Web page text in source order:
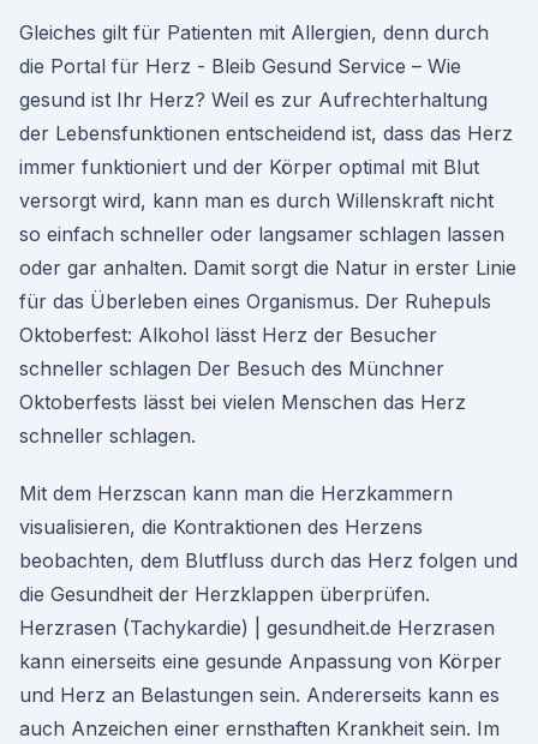
Gleiches gilt für Patienten mit Allergien, denn durch
die Portal für Herz - Bleib Gesund Service – Wie
gesund ist Ihr Herz? Weil es zur Aufrechterhaltung
der Lebensfunktionen entscheidend ist, dass das Herz
immer funktioniert und der Körper optimal mit Blut
versorgt wird, kann man es durch Willenskraft nicht
so einfach schneller oder langsamer schlagen lassen
oder gar anhalten. Damit sorgt die Natur in erster Linie
für das Überleben eines Organismus. Der Ruhepuls
Oktoberfest: Alkohol lässt Herz der Besucher
schneller schlagen Der Besuch des Münchner
Oktoberfests lässt bei vielen Menschen das Herz
schneller schlagen.
Mit dem Herzscan kann man die Herzkammern
visualisieren, die Kontraktionen des Herzens
beobachten, dem Blutfluss durch das Herz folgen und
die Gesundheit der Herzklappen überprüfen.
Herzrasen (Tachykardie) | gesundheit.de Herzrasen
kann einerseits eine gesunde Anpassung von Körper
und Herz an Belastungen sein. Andererseits kann es
auch Anzeichen einer ernsthaften Krankheit sein. Im